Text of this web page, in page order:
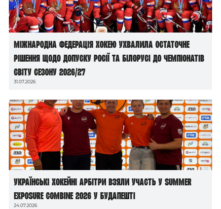
Міжнародна федерація хокею ухвалила остаточне
рішення щодо допуску росії та білорусі до чемпіонатів
світу сезону 2026/27
31.07.2026
Українські хокейні арбітри взяли участь у Summer
Exposure Combine 2026 у Будапешті
24.07.2026